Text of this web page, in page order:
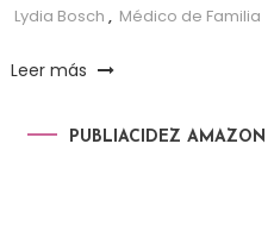
Lydia Bosch , Médico de Familia
Leer más
PUBLIACIDEZ AMAZON